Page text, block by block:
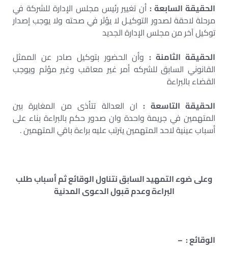
الحقيقة السابعة :أن تغيير رئيس مجلس الإدارة للشركة في
مرحلة لاحقة لصدور التوكيـل لا يؤثر في صحته ولا يوجب إصدار
توكيل آخر من مجلس الإدارة الجديد
الحقيقة الثامنة :وأن الحضور بتوكيل صادر عن الممثل
القانوني السابق للشركه أمر غير معاقب وغير مؤثم ويوجب
القضاء بالبراءة
الحقيقة التاسعة :ان العدالة تتأذى من المغايرة بين
المتهمين في جريمة واحدة وان صدور حكم بالبراءة بناء على
أسباب عينية لاحد المتهمين يترتب عليه براءة باقي المتهمين .
وعلى ضوء التمهيد السابق نتناول الوقائع ثم أسباب طلب
البراءة وعدم قبول الدعوى المدنية
الوقائع : –